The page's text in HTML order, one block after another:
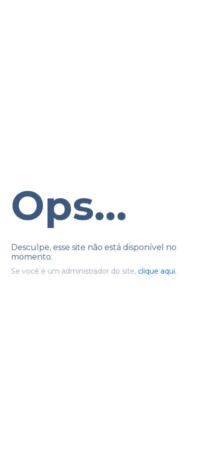
Ops...
Desculpe, esse site não está disponível no
momento.
Se você é um administrador do site, clique aqui.